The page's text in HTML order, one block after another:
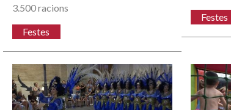
3.500 racions
Festes
Festes